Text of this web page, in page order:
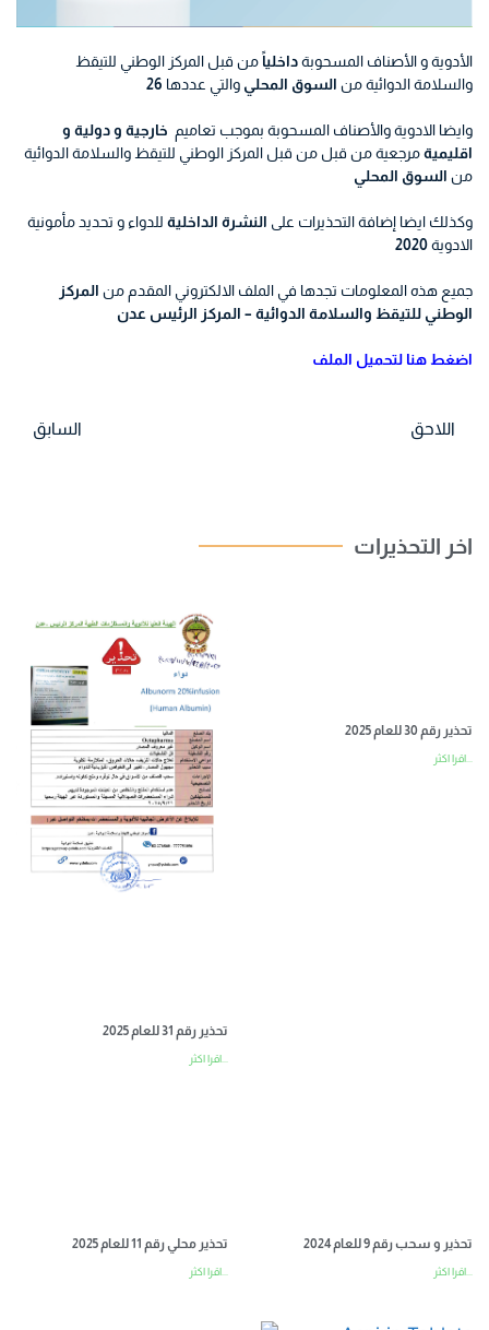
الأدوية و الأصناف المسحوبةداخلياً من قبل المركز الوطني للتيقظ
والسلامة الدوائية من السوق المحلي والتي عددها 26
وايضا الادوية والأصناف المسحوبة بموجب تعاميم خارجية و دولية و
اقليميةمرجعية من قبل من قبل المركز الوطني للتيقظ والسلامة الدوائية
من السوق المحلي
وكذلك ايضا إضافة التحذيرات على النشرة الداخلية للدواء و تحديد مأمونية
الادوية
جميع هذه المعلومات تجدها في الملف الالكتروني المقدم من المركز
الوطني للتيقظ والسلامة الدوائية – المركز الرئيس عدن
اضغط هنا لتحميل الملف
السابق اللاحق
اخر التحذيرات
تحذير رقم 31 للعام 2025
تحذير رقم 30 للعام 2025
اقرا اكثر...
تحذير محلي رقم 11 للعام 2025 تحذير و سحب رقم 9 للعام 2024